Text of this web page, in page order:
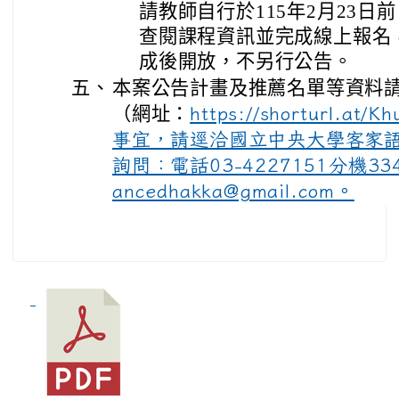
請教師自行於115年2月23日
查閱課程資訊並完成線上報
成後開放，不另行公告。
五、 本案公告計畫及推薦名單等資料
（網址： https://shorturl.at/
事宜，請逕洽國立中央大學客家
詢問：電話03-4227151分機
ancedhakka@gmail.com。